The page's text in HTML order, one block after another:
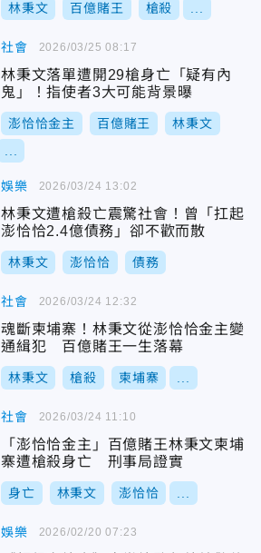
林秉文 百億賭王 槍殺
社會
林秉文落單遭開29槍身亡「疑有內
鬼」！指使者3大可能背景曝
澎恰恰金主 百億賭王 林秉文
2026/03/25 08:17
娛樂
林秉文遭槍殺亡震驚社會！曾「扛起
澎恰恰2.4億債務」卻不歡而散
林秉文 澎恰恰 債務
2026/03/24 13:02
社會
魂斷柬埔寨！林秉文從澎恰恰金主變
通緝犯 百億賭王一生落幕
林秉文 槍殺 柬埔寨
2026/03/24 12:32
社會
「澎恰恰金主」百億賭王林秉文柬埔
寨遭槍殺身亡 刑事局證實
身亡 林秉文 澎恰恰
2026/03/24 11:10
娛樂 2026/02/20 07:23